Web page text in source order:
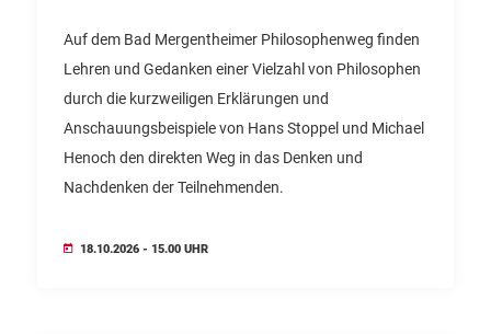
Auf dem Bad Mergentheimer Philosophenweg finden
Lehren und Gedanken einer Vielzahl von Philosophen
durch die kurzweiligen Erklärungen und
Anschauungsbeispiele von Hans Stoppel und Michael
Henoch den direkten Weg in das Denken und
Nachdenken der Teilnehmenden.
18.10.2026 - 15.00 UHR